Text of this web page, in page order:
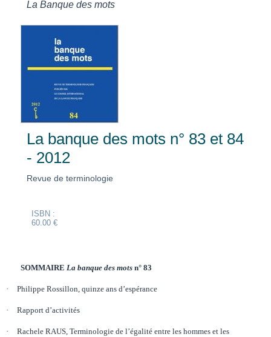
La Banque des mots
La banque des mots n° 83 et 84
- 2012
Revue de terminologie
ISBN :
60.00 €
SOMMAIRELa banque des mots n° 83
· Philippe Rossillon, quinze ans d’espérance
· Rapport d’activités
· Rachele RAUS,Terminologie de l’égalité entre les hommes et les